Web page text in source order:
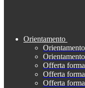
Orientamento
Offerta
Offerta
Offerta